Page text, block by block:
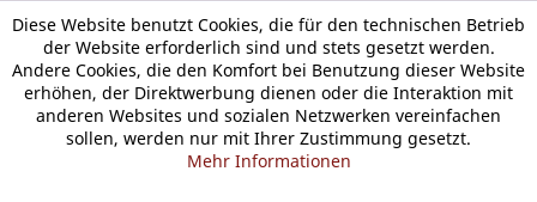
Diese Website benutzt Cookies, die für den technischen Betrieb
der Website erforderlich sind und stets gesetzt werden.
Andere Cookies, die den Komfort bei Benutzung dieser Website
erhöhen, der Direktwerbung dienen oder die Interaktion mit
anderen Websites und sozialen Netzwerken vereinfachen
sollen, werden nur mit Ihrer Zustimmung gesetzt.
Mehr Informationen